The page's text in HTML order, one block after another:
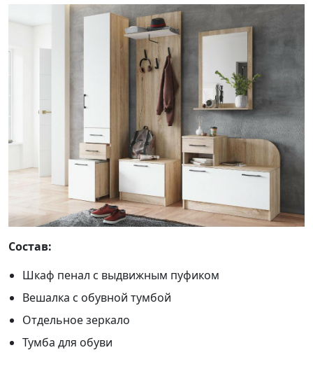
Состав:
Шкаф пенал с выдвижным пуфиком
Вешалка с обувной тумбой
Отдельное зеркало
Тумба для обуви